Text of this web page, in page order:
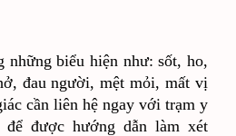
những biểu hiện như: sốt, ho,
đau người, mệt mỏi, mất vị
cần liên hệ ngay với trạm y
được hướng dẫn làm xét